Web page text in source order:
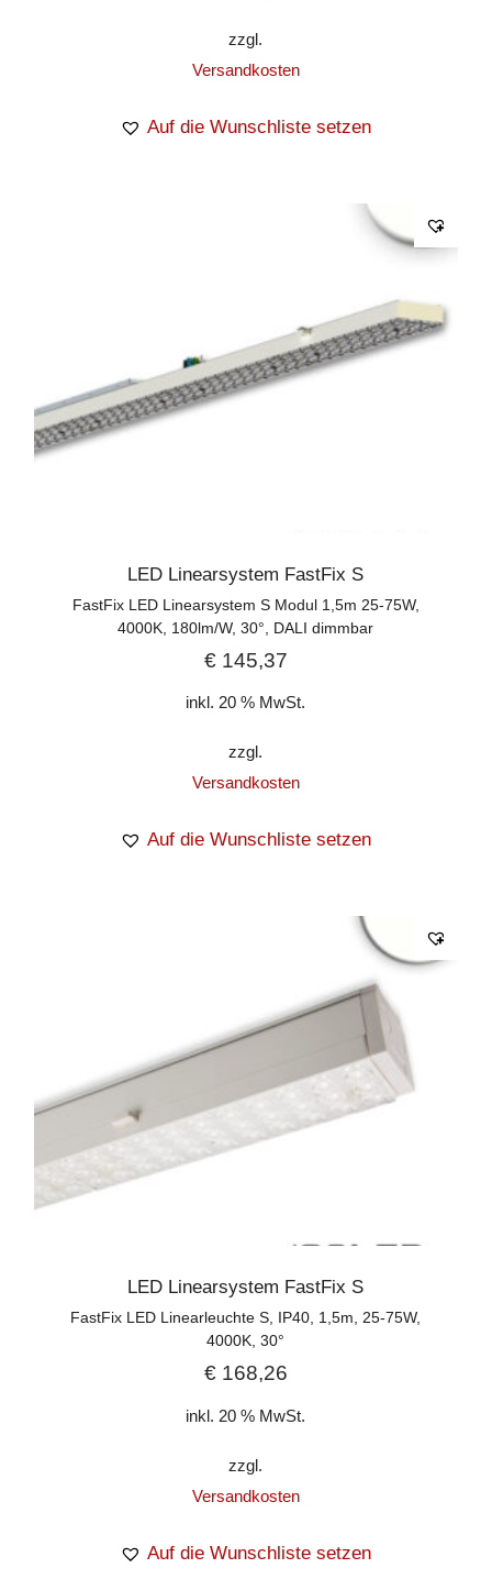
zzgl.
Versandkosten
Auf die Wunschliste setzen
LED Linearsystem FastFix S
FastFix LED Linearsystem S Modul 1,5m 25-75W,
4000K, 180lm/W, 30°, DALI dimmbar
€145,37
inkl. 20 % MwSt.
zzgl.
Versandkosten
Auf die Wunschliste setzen
LED Linearsystem FastFix S
FastFix LED Linearleuchte S, IP40, 1,5m, 25-75W,
4000K, 30°
€168,26
inkl. 20 % MwSt.
zzgl.
Versandkosten
Auf die Wunschliste setzen